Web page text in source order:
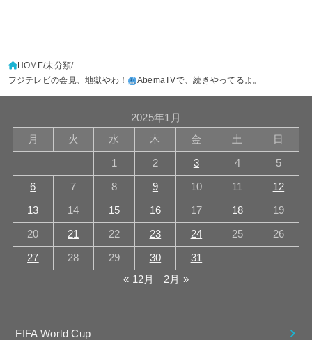
HOME 未分類
フジテレビの会見、地獄やわ！
AbemaTVで、続きやってるよ。
2025年1月
月
火 水 木 金 土 日
1 2 3 4 5
6 7 8 9 10 11 12
13 14 15 16 17 18 19
20 21 22 23 24 25 26
27 28 29 30
31
« 12月
2月 »
FIFA World Cup